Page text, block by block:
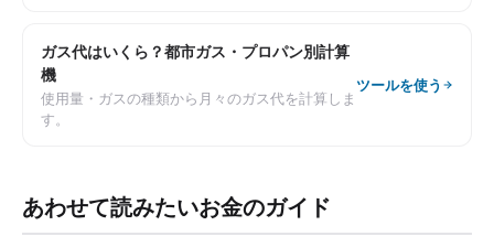
ガス代はいくら？都市ガス・プロパン別計算
機
使用量・ガスの種類から月々のガス代を計算しま
す。
ツールを使う
あわせて読みたいお金のガイド